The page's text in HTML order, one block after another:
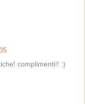
complimenti!! :)